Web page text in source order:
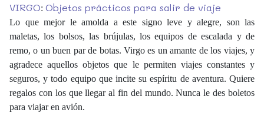
VIRGO: Objetos prácticos para salir de viaje
Lo que mejor le amolda a este signo leve y alegre, son las
maletas, los bolsos, las brújulas, los equipos de escalada y de
remo, o un buen par de botas. Virgo es un amante de los viajes, y
agradece aquellos objetos que le permiten viajes constantes y
seguros, y todo equipo que incite su espíritu de aventura. Quiere
regalos con los que llegar al fin del mundo. Nunca le des boletos
para viajar en avión.